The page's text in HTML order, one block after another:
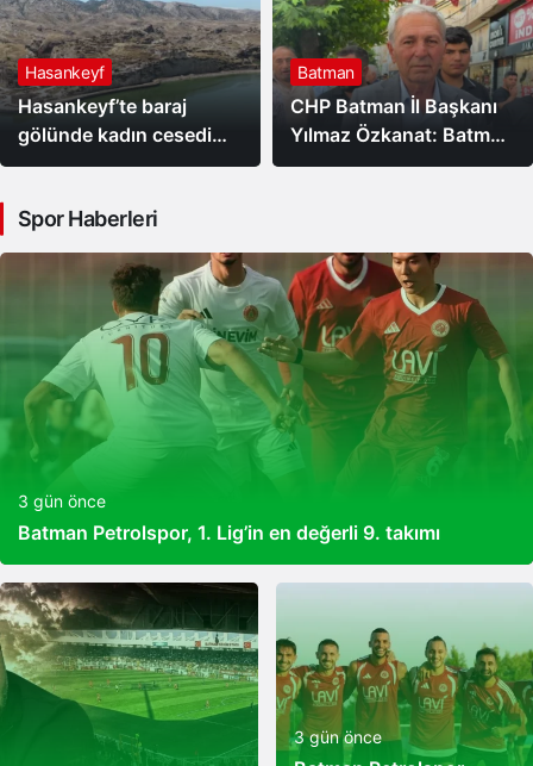
Hasankeyf
Hasankeyf’te baraj
gölünde kadın cesedi
bulundu
Batman
CHP Batman İl Başkanı
Yılmaz Özkanat: Batman
halkı neden
Spor Haberleri
3 gün önce
Batman Petrolspor, 1. Lig’in en değerli 9. takımı
3 gün önce